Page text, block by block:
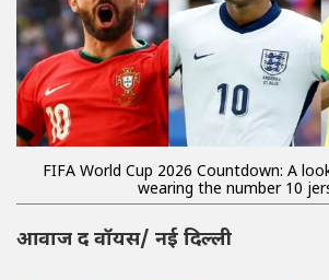
FIFA World Cup 2026 Countdown: A
wearing the number 10
आवाज द वॉयस/ नई दिल्ली